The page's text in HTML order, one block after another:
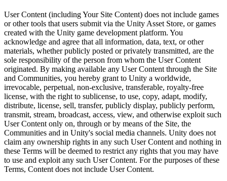
User Content (including Your Site Content) does not include games
or other tools that users submit via the Unity Asset Store, or games
created with the Unity game development platform. You
acknowledge and agree that all information, data, text, or other
materials, whether publicly posted or privately transmitted, are the
sole responsibility of the person from whom the User Content
originated. By making available any User Content through the Site
and Communities, you hereby grant to Unity a worldwide,
irrevocable, perpetual, non-exclusive, transferable, royalty-free
license, with the right to sublicense, to use, copy, adapt, modify,
distribute, license, sell, transfer, publicly display, publicly perform,
transmit, stream, broadcast, access, view, and otherwise exploit such
User Content only on, through or by means of the Site, the
Communities and in Unity's social media channels. Unity does not
claim any ownership rights in any such User Content and nothing in
these Terms will be deemed to restrict any rights that you may have
to use and exploit any such User Content. For the purposes of these
Terms, Content does not include User Content.